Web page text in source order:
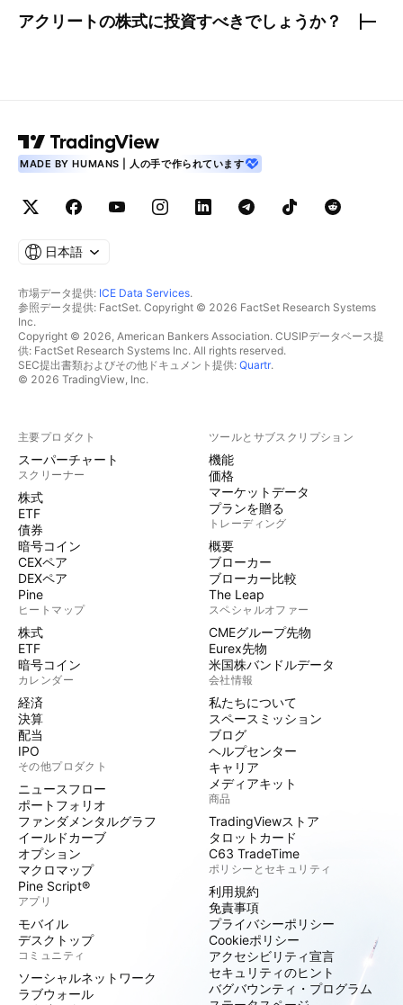
アクリートの株式に投資すべきでしょうか？
MADE BY HUMANS | 人の手で作られています
日本語
市場データ提供: ICE Data Services.
参照データ提供: FactSet. Copyright © 2026 FactSet Research Systems
Inc.
Copyright © 2026, American Bankers Association. CUSIPデータベース提
供: FactSet Research Systems Inc. All rights reserved.
SEC提出書類およびその他ドキュメント提供: Quartr.
© 2026 TradingView, Inc.
主要プロダクト
スーパーチャート
スクリーナー
株式
ETF
債券
暗号コイン
CEXペア
DEXペア
Pine
ヒートマップ
株式
ETF
暗号コイン
カレンダー
経済
決算
配当
IPO
その他プロダクト
ニュースフロー
ポートフォリオ
ファンダメンタルグラフ
イールドカーブ
オプション
マクロマップ
Pine Script®
アプリ
モバイル
デスクトップ
コミュニティ
ソーシャルネットワーク
ラブウォール
ツールとサブスクリプション
機能
価格
マーケットデータ
プランを贈る
トレーディング
概要
ブローカー
ブローカー比較
The Leap
スペシャルオファー
CMEグループ先物
Eurex先物
米国株バンドルデータ
会社情報
私たちについて
スペースミッション
ブログ
ヘルプセンター
キャリア
メディアキット
商品
TradingViewストア
タロットカード
C63 TradeTime
ポリシーとセキュリティ
利用規約
免責事項
プライバシーポリシー
Cookieポリシー
アクセシビリティ宣言
セキュリティのヒント
バグバウンティ・プログラム